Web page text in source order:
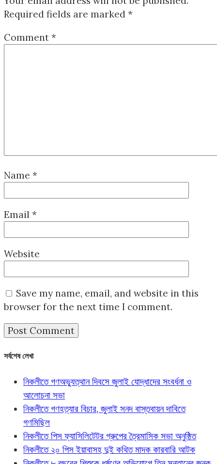
Required fields are marked *
Comment *
Name *
Email *
Website
Save my name, email, and website in this
browser for the next time I comment.
সর্বশেষ লেখা
নিকলীতে গণঅভ্যুত্থান দিবসে জুলাই যোদ্ধাদের সংবর্ধনা ও
আলোচনা সভা
নিকলীতে গণহত্যার বিচার, জুলাই সনদ বাস্তবায়ন দাবিতে
গণমিছিল
নিকলীতে পিস ফ্যাসিলিটেটর গ্রুপের ত্রৈমাসিক সভা অনুষ্ঠিত
নিকলীতে ২০ পিস ইয়াবাসহ দুই কথিত মাদক কারবারি আটক